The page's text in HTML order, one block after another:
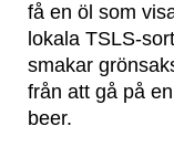
få en öl som
lokala TSLS-
smakar
från att gå på
beer.